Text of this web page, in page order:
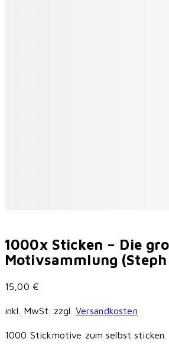
1000x Sticken – Die
Motivsammlung
15,00 €
inkl. MwSt. zzgl. Versandkosten
1000 Stickmotive zum selbst sticken.